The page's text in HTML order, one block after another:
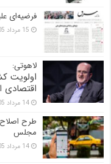
فرضیه‌ای
15 مرداد 1405
لاهوتی:
اولویت
14 مرداد 1405
طرح اصلاح
مجلس
14 مرداد 1405